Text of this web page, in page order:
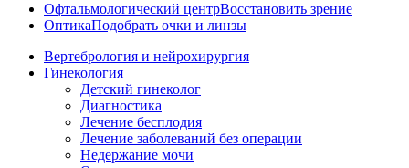
Офтальмологический центрВосстановить зрение
ОптикаПодобрать очки и линзы
Вертебрология и нейрохирургия
Гинекология
Детский гинеколог
Диагностика
Лечение бесплодия
Лечение заболеваний без операции
Недержание мочи